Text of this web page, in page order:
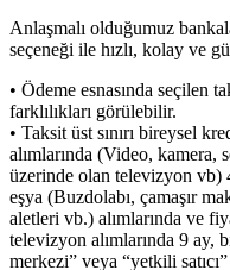
Anlaşmalı olduğumuz
seçeneği ile hızlı, kolay ve
• Ödeme esnasında seçilen
farklılıkları görülebilir.
• Taksit üst sınırı bireysel
alımlarında (Video, kamera,
üzerinde olan televizyon vb)
eşya (Buzdolabı, çamaşır
aletleri vb.) alımlarında ve
televizyon alımlarında 9 ay,
merkezi” veya “yetkili